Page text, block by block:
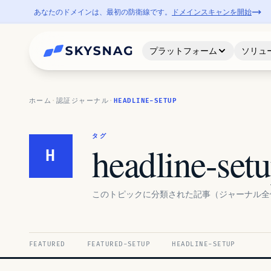
あなたのドメインは、最初の防衛線です。 ドメインスキャンを開始
プラットフォーム ソリュ
ホーム · 認証ジャーナル · HEADLINE-SETUP
H
タグ
headline-
このトピックに分類された記事（ジャーナル
FEATURED FEATURED-SETUP HEADLINE-SETUP